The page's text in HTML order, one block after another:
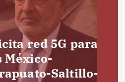
red 5G para
México-
Saltillo-